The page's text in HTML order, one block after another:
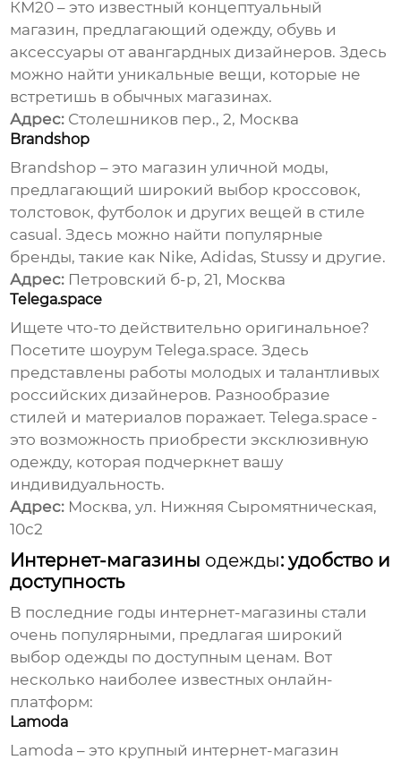
КМ20 – это известный концептуальный
магазин, предлагающий одежду, обувь и
аксессуары от авангардных дизайнеров. Здесь
можно найти уникальные вещи, которые не
встретишь в обычных магазинах.
Адрес: Столешников пер., 2, Москва
Brandshop
Brandshop – это магазин уличной моды,
предлагающий широкий выбор кроссовок,
толстовок, футболок и других вещей в стиле
casual. Здесь можно найти популярные
бренды, такие как Nike, Adidas, Stussy и другие.
Адрес: Петровский б-р, 21, Москва
Тelega.space
Ищете что-то действительно оригинальное?
Посетите шоурум Telega.space. Здесь
представлены работы молодых и талантливых
российских дизайнеров. Разнообразие
стилей и материалов поражает. Telega.space -
это возможность приобрести эксклюзивную
одежду, которая подчеркнет вашу
индивидуальность.
Адрес: Москва, ул. Нижняя Сыромятническая,
10с2
Интернет-магазины одежды: удобство и
доступность
В последние годы интернет-магазины стали
очень популярными, предлагая широкий
выбор одежды по доступным ценам. Вот
несколько наиболее известных онлайн-
платформ:
Lamoda
Lamoda – это крупный интернет-магазин